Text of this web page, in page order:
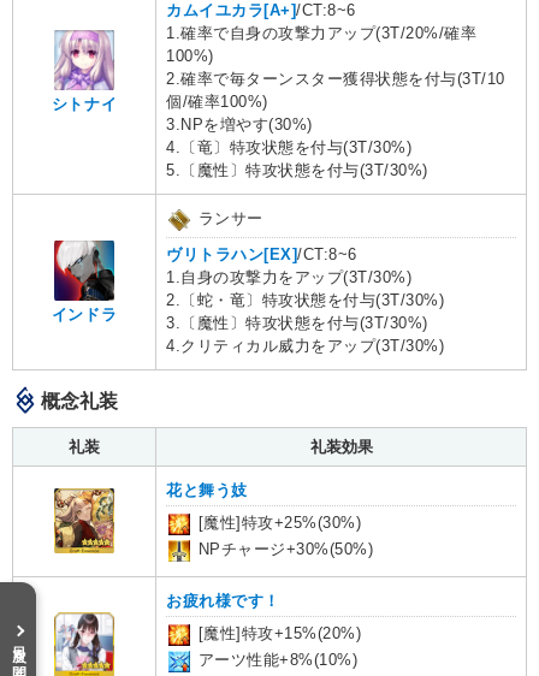
シトナイ
カムイユカラ[A+]/CT:8~6
1.確率で自身の攻撃力アップ(3T/20%/確率
100%)
2.確率で毎ターンスター獲得状態を付与(3T/10
個/確率100%)
3.NPを増やす(30%)
4.〔竜〕特攻状態を付与(3T/30%)
5.〔魔性〕特攻状態を付与(3T/30%)
インドラ
ランサー
ヴリトラハン[EX]/CT:8~6
1.自身の攻撃力をアップ(3T/30%)
2.〔蛇・竜〕特攻状態を付与(3T/30%)
3.〔魔性〕特攻状態を付与(3T/30%)
4.クリティカル威力をアップ(3T/30%)
概念礼装
礼装 礼装効果
花と舞う妓
[魔性]特攻+25%(30%)
NPチャージ+30%(50%)
お疲れ様です！
[魔性]特攻+15%(20%)
アーツ性能+8%(10%)
目次を開く